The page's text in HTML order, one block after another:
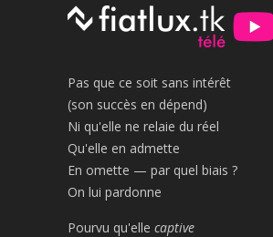
Pas que ce soit sans intérêt
(son succès en dépend)
Ni qu'elle ne relaie du réel
Qu'elle en admette
En omette — par quel biais ?
On lui pardonne
Pourvu qu'elle captive